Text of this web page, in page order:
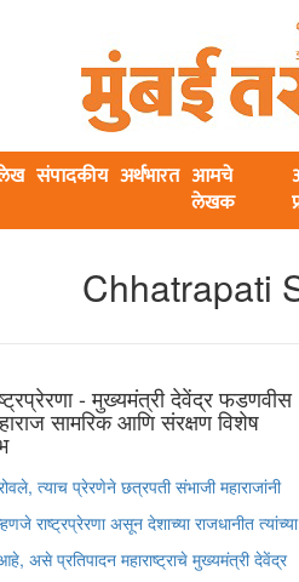
संपादकीय अर्थभारत आमचे
लेखक
Chhatrapati
- मुख्यमंत्री देवेंद्र
सामरिक आणि संरक्षण विशेष
त्याच प्रेरणेने छत्रपती संभाजी महाराजांनी
राष्ट्रप्रेरणा असून देशाच्या राजधानीत त्यांच्या
असे प्रतिपादन महाराष्ट्राचे मुख्यमंत्री देवेंद्र